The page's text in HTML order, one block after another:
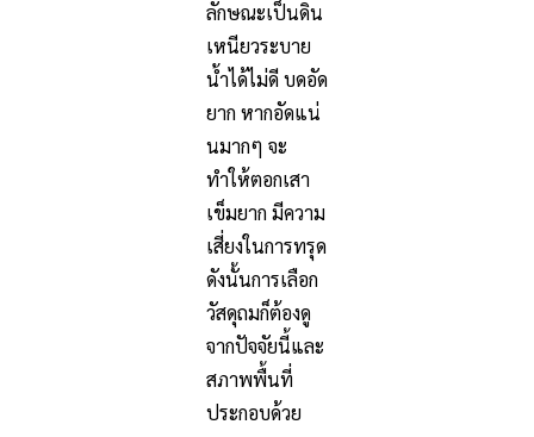
ลักษณะเป็นดิน
เหนียวระบาย
น้ำได้ไม่ดี บดอัด
ยาก หากอัดแน่
นมากๆ จะ
ทำให้ตอกเสา
เข็มยาก มีความ
เสี่ยงในการทรุด
ดังนั้นการเลือก
วัสดุถมก็ต้องดู
จากปัจจัยนี้และ
สภาพพื้นที่
ประกอบด้วย